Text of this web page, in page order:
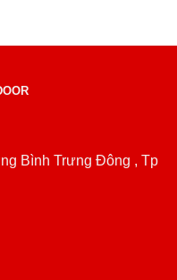
Bình Trưng Đông , Tp